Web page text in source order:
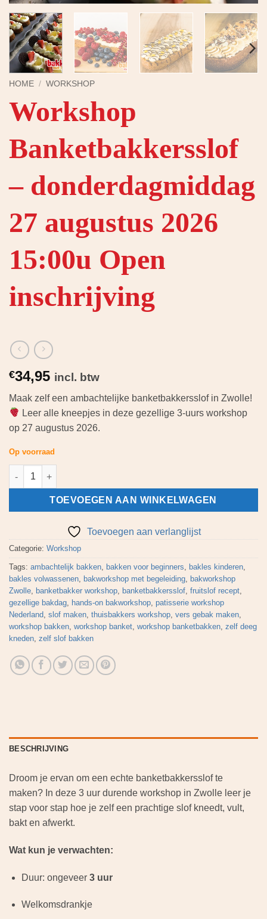
HOME / WORKSHOP
Workshop
Banketbakkersslof
– donderdagmiddag
27 augustus 2026
15:00u Open
inschrijving
€34,95 incl. btw
Maak zelf een ambachtelijke banketbakkersslof in Zwolle!
Leer alle kneepjes in deze gezellige 3-uurs workshop
op 27 augustus 2026.
Op voorraad
Workshop Banketbakkersslof - donderdagmiddag 27
TOEVOEGEN AAN WINKELWAGEN
Toevoegen aan verlanglijst
Categorie: Workshop
Tags: ambachtelijk bakken, bakken voor beginners, bakles kinderen,
bakles volwassenen, bakworkshop met begeleiding, bakworkshop
Zwolle, banketbakker workshop, banketbakkersslof, fruitslof recept,
gezellige bakdag, hands-on bakworkshop, patisserie workshop
Nederland, slof maken, thuisbakkers workshop, vers gebak maken,
workshop bakken, workshop banket, workshop banketbakken, zelf deeg
kneden, zelf slof bakken
BESCHRIJVING
Droom je ervan om een echte banketbakkersslof te
maken? In deze 3 uur durende workshop in Zwolle leer je
stap voor stap hoe je zelf een prachtige slof kneedt, vult,
bakt en afwerkt.
Wat kun je verwachten:
Duur: ongeveer 3 uur
Welkomsdrankje